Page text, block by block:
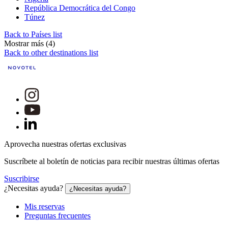
República Democrática del Congo
Túnez
Back to Países list
Mostrar más (4)
Back to other destinations list
Aprovecha nuestras ofertas exclusivas
Suscríbete al boletín de noticias para recibir nuestras últimas ofertas
Suscribirse
¿Necesitas ayuda?
¿Necesitas ayuda?
Mis reservas
Preguntas frecuentes